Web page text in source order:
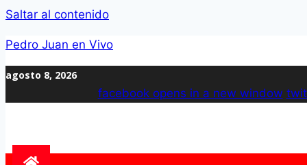
Saltar al contenido
Pedro Juan en Vivo
agosto 8, 2026
facebookopens in a new window